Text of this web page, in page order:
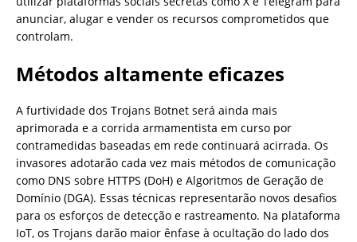
anunciar, alugar e vender os recursos comprometidos que
controlam.
Métodos altamente eficazes
A furtividade dos Trojans Botnet será ainda mais
aprimorada e a corrida armamentista em curso por
contramedidas baseadas em rede continuará acirrada. Os
invasores adotarão cada vez mais métodos de comunicação
como DNS sobre HTTPS (DoH) e Algoritmos de Geração de
Domínio (DGA). Essas técnicas representarão novos desafios
para os esforços de detecção e rastreamento. Na plataforma
IoT, os Trojans darão maior ênfase à ocultação do lado dos